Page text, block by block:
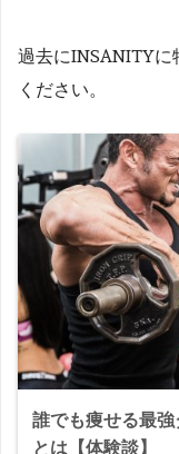
過去にINSANITYに
ください。
誰でも痩せる最強
とは【体験談】